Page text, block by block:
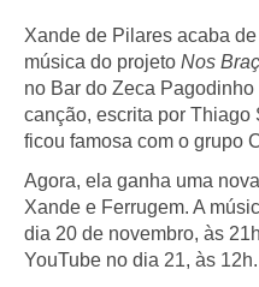
Xande de Pilares acaba
música do projeto Nos
no Bar do Zeca
canção, escrita por Thiago
ficou famosa com o grupo
Agora, ela ganha uma
Xande e Ferrugem. A
dia 20 de novembro, às
YouTube no dia 21, às 12h.